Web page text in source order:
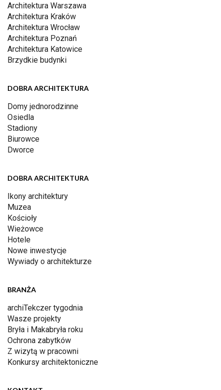
Architektura Warszawa
Architektura Kraków
Architektura Wrocław
Architektura Poznań
Architektura Katowice
Brzydkie budynki
DOBRA ARCHITEKTURA
Domy jednorodzinne
Osiedla
Stadiony
Biurowce
Dworce
DOBRA ARCHITEKTURA
Ikony architektury
Muzea
Kościoły
Wieżowce
Hotele
Nowe inwestycje
Wywiady o architekturze
BRANŻA
archiTekczer tygodnia
Wasze projekty
Bryła i Makabryła roku
Ochrona zabytków
Z wizytą w pracowni
Konkursy architektoniczne